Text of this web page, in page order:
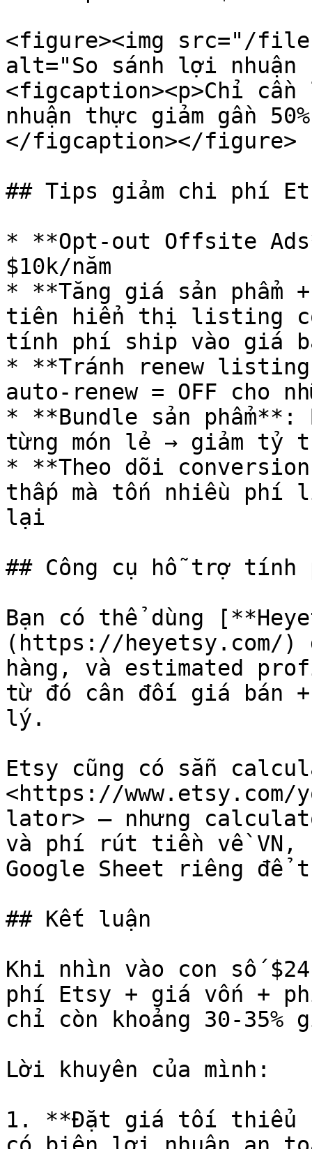
<figure><img src="/files/
alt="So sánh lợi nhuận
<figcaption><p>Chỉ
nhuận thực giảm gần
</figcaption></figure>
## Tips giảm chi phí
* **Opt-out Offsite
$10k/năm
* **Tăng giá sản
tiên hiển thị listing
tính phí ship vào giá
* **Tránh renew
auto-renew = OFF
* **Bundle sản phẩm**:
từng món lẻ → giảm tỷ
* **Theo dõi
thấp mà tốn nhiều
lại
## Công cụ hỗ trợ tính
Bạn có thể dùng
(https://heyetsy.com/)
hàng, và estimated
từ đó cân đối giá bán
lý.
Etsy cũng có sẵn
<https://www.etsy.com/
lator> — nhưng
và phí rút tiền về VN,
Google Sheet riêng để
## Kết luận
Khi nhìn vào con số
phí Etsy + giá vốn +
chỉ còn khoảng 30-35%
Lời khuyên của mình:
1. **Đặt giá tối thiểu